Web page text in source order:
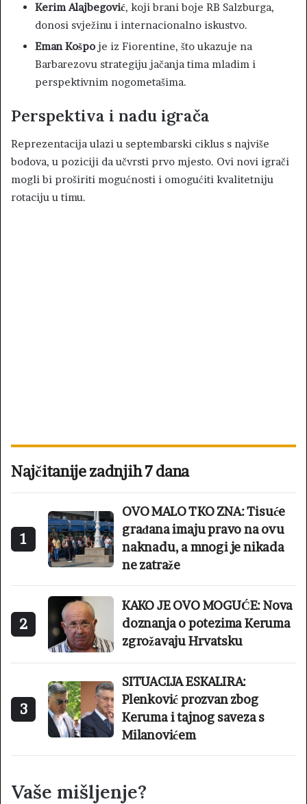
Kerim Alajbegović, koji brani boje RB Salzburga,
donosi svježinu i internacionalno iskustvo.
Eman Košpo je iz Fiorentine, što ukazuje na
Barbarezovu strategiju jačanja tima mladim i
perspektivnim nogometašima.
Perspektiva i nadu igrača
Reprezentacija ulazi u septembarski ciklus s najviše
bodova, u poziciji da učvrsti prvo mjesto. Ovi novi igrači
mogli bi proširiti mogućnosti i omogućiti kvalitetniju
rotaciju u timu.
Najčitanije zadnjih 7 dana
1
OVO MALO TKO ZNA: Tisuće
građana imaju pravo na ovu
naknadu, a mnogi je nikada
ne zatraže
2
KAKO JE OVO MOGUĆE: Nova
doznanja o potezima Keruma
zgrožavaju Hrvatsku
3
SITUACIJA ESKALIRA:
Plenković prozvan zbog
Keruma i tajnog saveza s
Milanovićem
Vaše mišljenje?